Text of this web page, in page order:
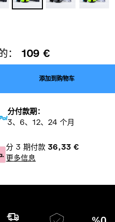
： 109 €
添加到购物车
分付款期：
3、6、12、24 个月
分 3 期付款36,33 €
更多信息